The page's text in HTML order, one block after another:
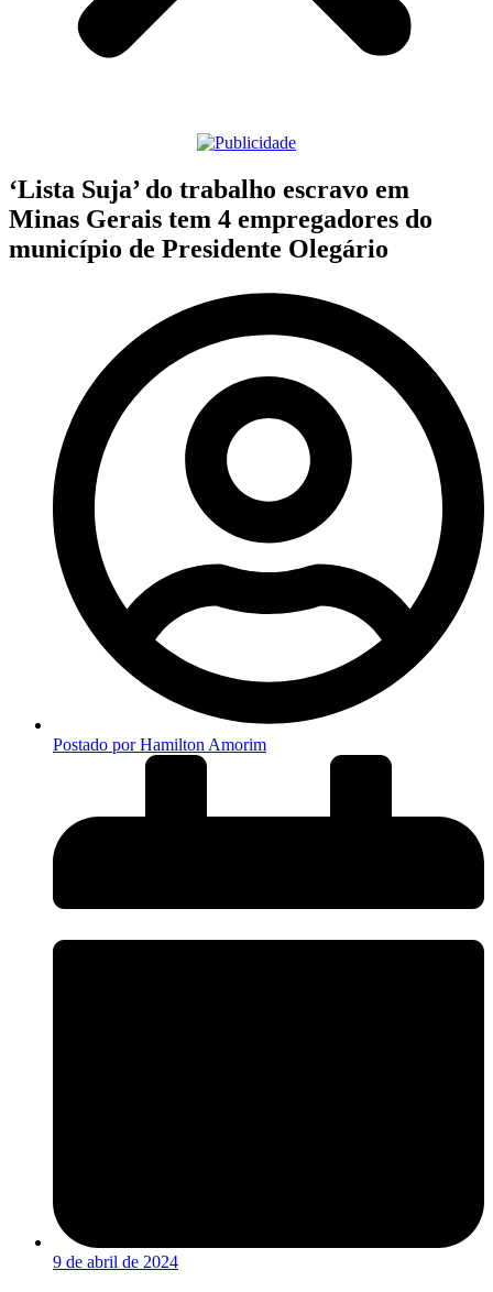
‘Lista Suja’ do trabalho escravo em
Minas Gerais tem 4 empregadores do
município de Presidente Olegário
Postado porHamilton Amorim
9 de abril de 2024